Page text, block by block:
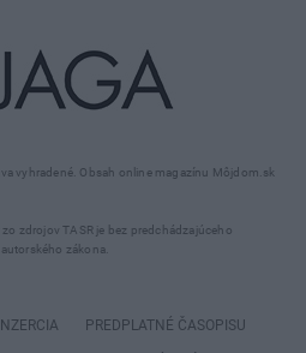
vyhradené. Obsah online magazínu Môjdom.sk
zdrojov TASR je bez predchádzajúceho
zákona.
INZERCIA PREDPLATNÉ ČASOPISU